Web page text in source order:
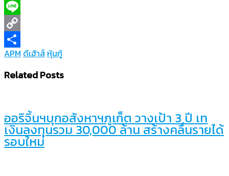
X
Line
Copy
Link
Share
APM ดีเฮ้าส์ หุ้นกู้
Related Posts
ออริจิ้นฯบุกอสังหาฯภูเก็ต วางเป้า 3 ปี เท
เงินลงทุนรวม 30,000 ล้าน สร้างคลื่นรายได้
รอบใหม่